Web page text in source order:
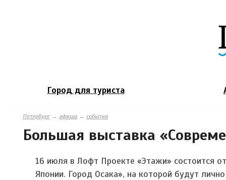
Город для туриста
Петербург→ афиша → события
Большая выставка
16 июля в Лофт Проекте «Этажи» состоится
Японии. Город Осака», на которой будут